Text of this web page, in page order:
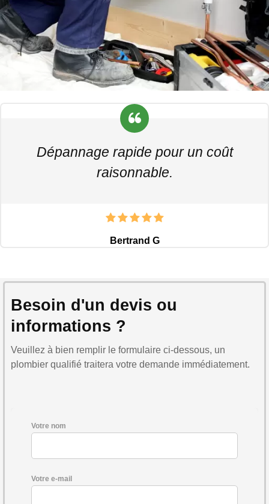
Dépannage rapide pour un coût
raisonnable.
Bertrand G
Besoin d'un devis ou
informations ?
Veuillez à bien remplir le formulaire ci-dessous, un
plombier qualifié traitera votre demande immédiatement.
Votre nom
Votre e-mail